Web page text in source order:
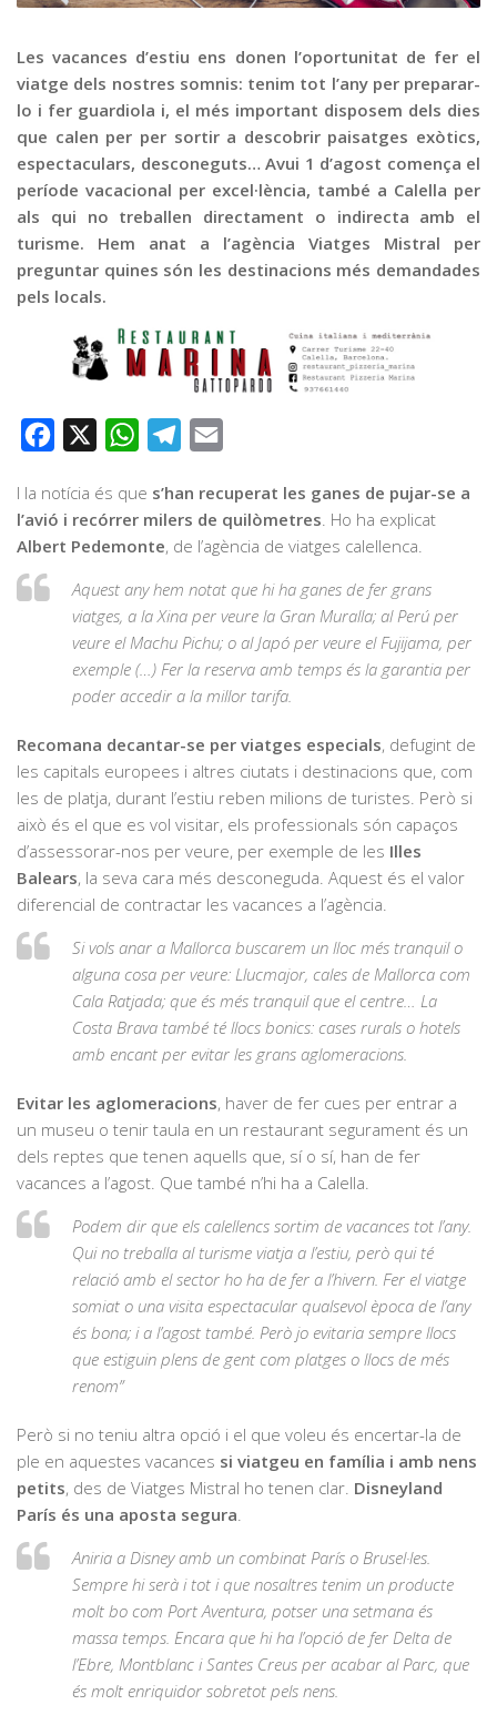
Contacte
Les vacances d’estiu ens donen l’oportunitat de fer el
viatge dels nostres somnis: tenim tot l’any per preparar-
lo i fer guardiola i, el més important disposem dels dies
que calen per per sortir a descobrir paisatges exòtics,
espectaculars, desconeguts… Avui 1 d’agost comença el
període vacacional per excel·lència, també a Calella per
als qui no treballen directament o indirecta amb el
turisme. Hem anat a l’agència Viatges Mistral per
preguntar quines són les destinacions més demandades
pels locals.
Facebook WhatsAppTelegram
I la notícia és que s’han recuperat les ganes de pujar-se a
l’avió i recórrer milers de quilòmetres . Ho ha explicat
Albert Pedemonte, de l’agència de viatges calellenca.
Aquest any hem notat que hi ha ganes de fer grans
viatges, a la Xina per veure la Gran Muralla; al Perú per
veure el Machu Pichu; o al Japó per veure el Fujijama, per
exemple (…) Fer la reserva amb temps és la garantia per
poder accedir a la millor tarifa.
Recomana decantar-se per viatges especials, defugint de
les capitals europees i altres ciutats i destinacions que, com
les de platja, durant l’estiu reben milions de turistes. Però si
això és el que es vol visitar, els professionals són capaços
d’assessorar-nos per veure, per exemple de les Illes
Balears, la seva cara més desconeguda. Aquest és el valor
diferencial de contractar les vacances a l’agència.
Si vols anar a Mallorca buscarem un lloc més tranquil o
alguna cosa per veure: Llucmajor, cales de Mallorca com
Cala Ratjada; que és més tranquil que el centre… La
Costa Brava també té llocs bonics: cases rurals o hotels
amb encant per evitar les grans aglomeracions.
Evitar les aglomeracions, haver de fer cues per entrar a
un museu o tenir taula en un restaurant segurament és un
dels reptes que tenen aquells que, sí o sí, han de fer
vacances a l’agost. Que també n’hi ha a Calella.
Podem dir que els calellencs sortim de vacances tot l’any.
Qui no treballa al turisme viatja a l’estiu, però qui té
relació amb el sector ho ha de fer a l’hivern. Fer el viatge
somiat o una visita espectacular qualsevol època de l’any
és bona; i a l’agost també. Però jo evitaria sempre llocs
que estiguin plens de gent com platges o llocs de més
renom”
Però si no teniu altra opció i el que voleu és encertar-la de
ple en aquestes vacances si viatgeu en família i amb nens
petits, des de Viatges Mistral ho tenen clar. Disneyland
París és una aposta segura
Aniria a Disney amb un combinat París o Brusel·les.
Sempre hi serà i tot i que nosaltres tenim un producte
molt bo com Port Aventura, potser una setmana és
massa temps. Encara que hi ha l’opció de fer Delta de
l’Ebre, Montblanc i Santes Creus per acabar al Parc, que
és molt enriquidor sobretot pels nens.